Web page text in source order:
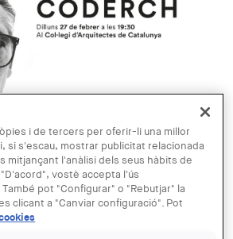
llibre "Recordando
i de tercers per oferir-li una millor
si s'escau, mostrar publicitat relacionada
mitjançant l'anàlisi dels seus hàbits de
vostè accepta l'ús
pot "Configurar" o "Rebutjar" la
clicant a "Canviar configuració". Pot